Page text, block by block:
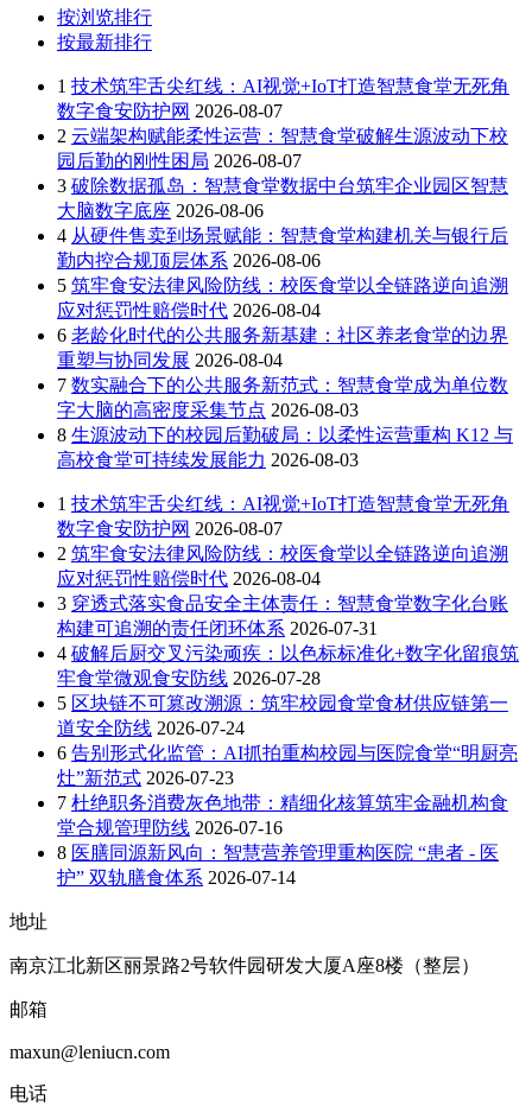
按浏览排行
按最新排行
1 技术筑牢舌尖红线：AI视觉+IoT打造智慧食堂无死角
数字食安防护网 2026-08-07
2 云端架构赋能柔性运营：智慧食堂破解生源波动下校
园后勤的刚性困局 2026-08-07
3 破除数据孤岛：智慧食堂数据中台筑牢企业园区智慧
大脑数字底座 2026-08-06
4 从硬件售卖到场景赋能：智慧食堂构建机关与银行后
勤内控合规顶层体系 2026-08-06
5 筑牢食安法律风险防线：校医食堂以全链路逆向追溯
应对惩罚性赔偿时代 2026-08-04
6 老龄化时代的公共服务新基建：社区养老食堂的边界
重塑与协同发展 2026-08-04
7 数实融合下的公共服务新范式：智慧食堂成为单位数
字大脑的高密度采集节点 2026-08-03
8 生源波动下的校园后勤破局：以柔性运营重构 K12 与
高校食堂可持续发展能力 2026-08-03
1 技术筑牢舌尖红线：AI视觉+IoT打造智慧食堂无死角
数字食安防护网 2026-08-07
2 筑牢食安法律风险防线：校医食堂以全链路逆向追溯
应对惩罚性赔偿时代 2026-08-04
3 穿透式落实食品安全主体责任：智慧食堂数字化台账
构建可追溯的责任闭环体系 2026-07-31
4 破解后厨交叉污染顽疾：以色标标准化+数字化留痕筑
牢食堂微观食安防线 2026-07-28
5 区块链不可篡改溯源：筑牢校园食堂食材供应链第一
道安全防线 2026-07-24
6 告别形式化监管：AI抓拍重构校园与医院食堂“明厨亮
灶”新范式 2026-07-23
7 杜绝职务消费灰色地带：精细化核算筑牢金融机构食
堂合规管理防线 2026-07-16
8 医膳同源新风向：智慧营养管理重构医院 “患者 - 医
护” 双轨膳食体系 2026-07-14
地址
南京江北新区丽景路2号软件园研发大厦A座8楼（整层）
邮箱
maxun@leniucn.com
电话